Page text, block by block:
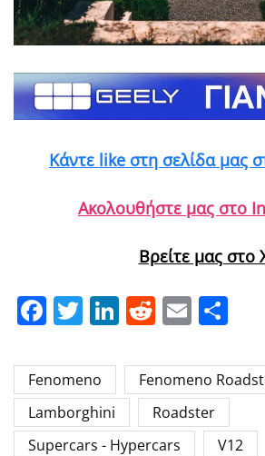
Κάντε like στη σελίδα μας
Ακολουθήστε μας στο
Βρείτε μας στο
Facebook
Twitter
LinkedIn
Reddit
Email
Fenomeno Fenomeno
Lamborghini
Roadster
Supercars - Hypercars
V12